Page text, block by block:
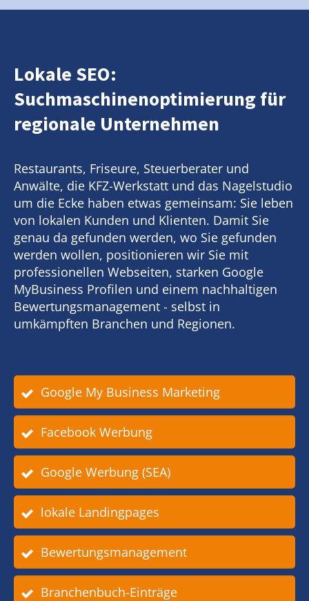
Lokale SEO:
Suchmaschinenoptimierung für
regionale Unternehmen
Restaurants, Friseure, Steuerberater und
Anwälte, die KFZ-Werkstatt und das Nagelstudio
um die Ecke haben etwas gemeinsam: Sie leben
von lokalen Kunden und Klienten. Damit Sie
genau da gefunden werden, wo Sie gefunden
werden wollen, positionieren wir Sie mit
professionellen Webseiten, starken Google
MyBusiness Profilen und einem nachhaltigen
Bewertungsmanagement - selbst in
umkämpften Branchen und Regionen.
Google My Business Marketing
Facebook Werbung
Google Werbung (SEA)
lokale Landingpages
Bewertungsmanagement
Branchenbuch-Einträge